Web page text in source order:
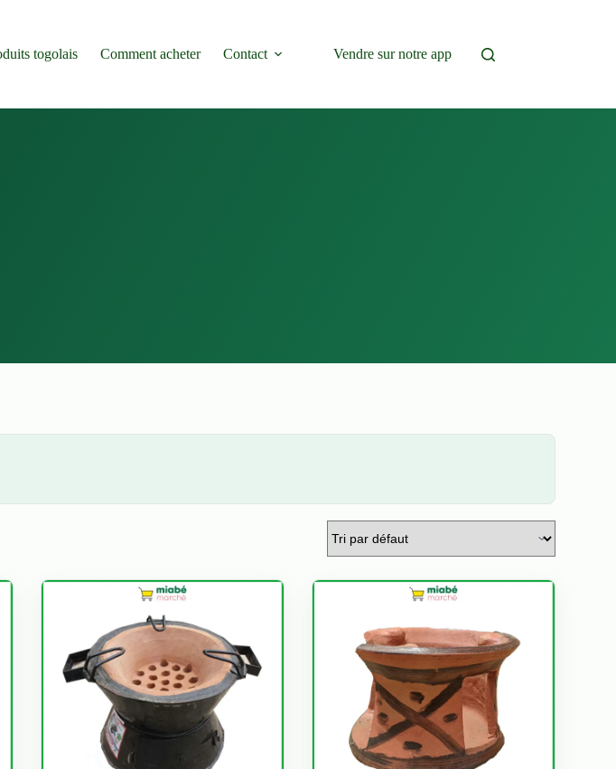
togolais Comment acheter Contact Vendre sur notre app